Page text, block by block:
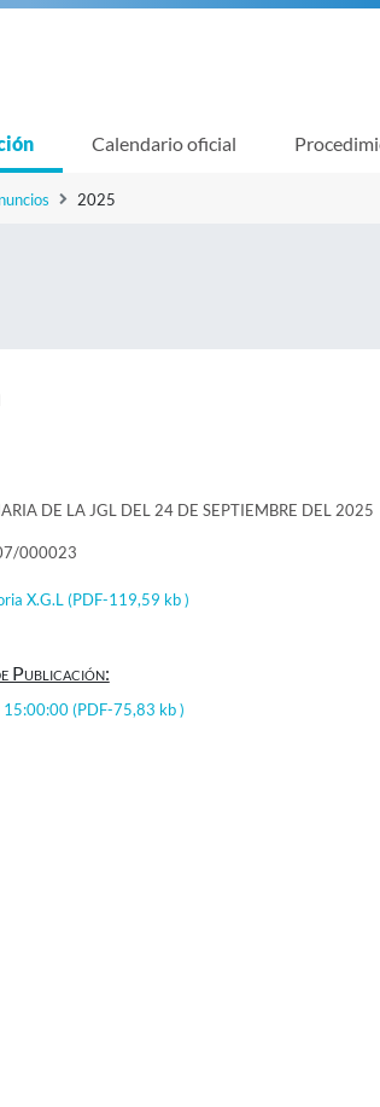
Calendario oficial
2025
DE LA JGL DEL 24 DE SEPTIEMBRE DEL 2025
000023
X.G.L (PDF-119,59 kb )
Publicación:
(PDF-75,83 kb )